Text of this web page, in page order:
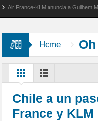
France-KLM anuncia a Guilhem Mallet
Home
Chile a un
France y KLM